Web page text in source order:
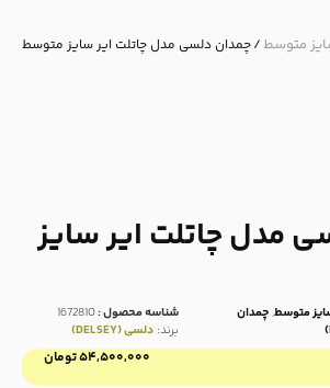
متوسط/ چمدان دلسی مدل چاتلت ایر سایز متوسط
مدل چاتلت ایر سایز
متوسط,چمدان
شناسه محصول :1672810
برند: دلسی (DELSEY)
۵۴,۵۰۰,۰۰۰تومان